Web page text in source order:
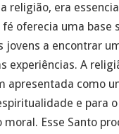
religião, era
oferecia uma base
jovens a encontrar
experiências. A
apresentada como
e para o
Esse Santo